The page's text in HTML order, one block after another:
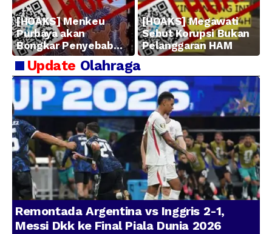
[HOAKS] Menkeu
Purbaya akan
Bongkar Penyebab
Kerugian BUMN
[HOAKS] Megawati
Sebut Korupsi Bukan
Pelanggaran HAM
Update Olahraga
Remontada Argentina vs Inggris 2-1,
Messi Dkk ke Final Piala Dunia 2026